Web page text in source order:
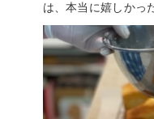
は、本当に嬉しかっ